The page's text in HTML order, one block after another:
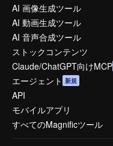
AI 画像生成ツール
AI 動画生成ツール
AI 音声合成ツール
ストックコンテンツ
Claude/ChatGPT向けMCP
エージェント 新規
API
モバイルアプリ
すべてのMagnificツール